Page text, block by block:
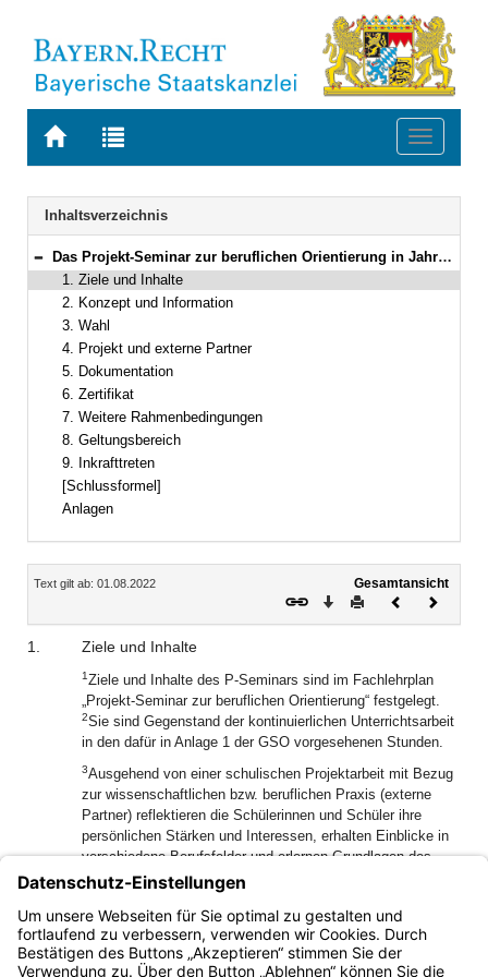
Zur
BAYERN.RECHT
Zur
letzten
Suche
Toggle
Navigation
Inhaltsverzeichnis
Bereich reduzieren
Das Projekt-Seminar zur beruflichen Orientierung in Jahrgangsstufe 11 des neunjährigen Gymnasiums
1. Ziele und Inhalte
2. Konzept und Information
3. Wahl
4. Projekt und externe Partner
5. Dokumentation
6. Zertifikat
7. Weitere Rahmenbedingungen
8. Geltungsbereich
9. Inkrafttreten
[Schlussformel]
Anlagen
Inhalt
Text gilt ab: 01.08.2022
Gesamtansicht
Download
DruckenVorheriges
1. Ziele und Inhalte
1Ziele und Inhalte des P-Seminars sind im Fachlehrplan
„Projekt-Seminar zur beruflichen Orientierung“ festgelegt.
2Sie sind Gegenstand der kontinuierlichen Unterrichtsarbeit
in den dafür in Anlage 1 der GSO vorgesehenen Stunden.
3Ausgehend von einer schulischen Projektarbeit mit Bezug
zur wissenschaftlichen bzw. beruflichen Praxis (externe
Partner) reflektieren die Schülerinnen und Schüler ihre
persönlichen Stärken und Interessen, erhalten Einblicke in
verschiedene Berufsfelder und erlernen Grundlagen des
Projektmanagements. Dadurch vertiefen die Schülerinnen
und Schüler ihre Berufsfindungskompetenz, d. h. die
Fähigkeit, eigenständig eine reflektierte
Berufswahlentscheidung zu treffen.